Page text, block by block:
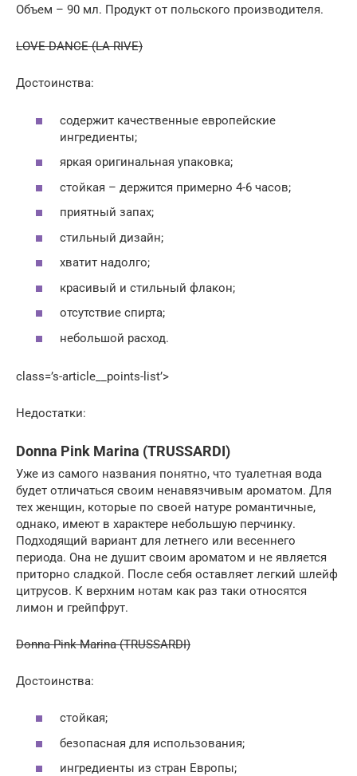
Объем – 90 мл. Продукт от польского производителя.
LOVE DANCE (LA RIVE)
Достоинства:
содержит качественные европейские
ингредиенты;
яркая оригинальная упаковка;
стойкая – держится примерно 4-6 часов;
приятный запах;
стильный дизайн;
хватит надолго;
красивый и стильный флакон;
отсутствие спирта;
небольшой расход.
class=’s-article__points-list’>
Недостатки:
Donna Pink Marina (TRUSSARDI)
Уже из самого названия понятно, что туалетная вода
будет отличаться своим ненавязчивым ароматом. Для
тех женщин, которые по своей натуре романтичные,
однако, имеют в характере небольшую перчинку.
Подходящий вариант для летнего или весеннего
периода. Она не душит своим ароматом и не является
приторно сладкой. После себя оставляет легкий шлейф
цитрусов. К верхним нотам как раз таки относятся
лимон и грейпфрут.
Donna Pink Marina (TRUSSARDI)
Достоинства:
стойкая;
безопасная для использования;
ингредиенты из стран Европы;